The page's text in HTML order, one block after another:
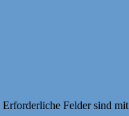
Erforderliche Felder sind mit